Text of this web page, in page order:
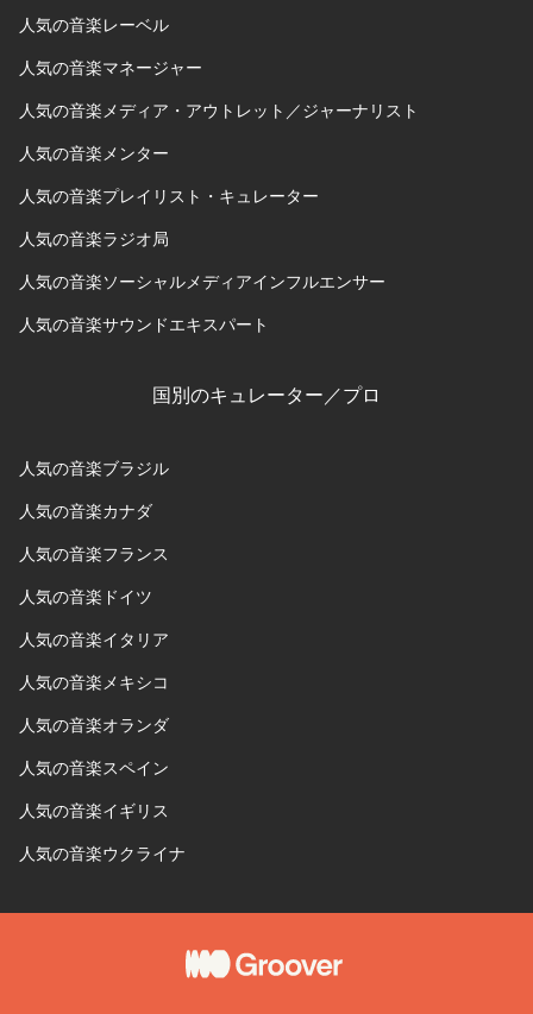
人気の音楽レーベル
人気の音楽マネージャー
人気の音楽メディア・アウトレット／ジャーナリスト
人気の音楽メンター
人気の音楽プレイリスト・キュレーター
人気の音楽ラジオ局
人気の音楽ソーシャルメディアインフルエンサー
人気の音楽サウンドエキスパート
国別のキュレーター／プロ
人気の音楽ブラジル
人気の音楽カナダ
人気の音楽フランス
人気の音楽ドイツ
人気の音楽イタリア
人気の音楽メキシコ
人気の音楽オランダ
人気の音楽スペイン
人気の音楽イギリス
人気の音楽ウクライナ